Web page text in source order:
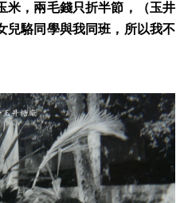
米，兩毛錢只折半節，（玉井
兒駱同學與我同班，所以我不